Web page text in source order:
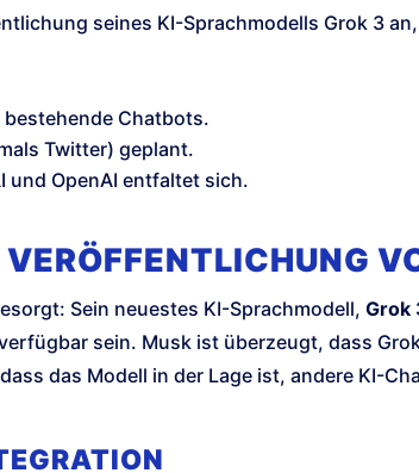
seines KI-Sprachmodells Grok 3
Chatbots.
Twitter) geplant.
und OpenAI entfaltet sich.
Sein neuestes KI-Sprachmodell, Grok
sein. Musk ist überzeugt, dass
das Modell in der Lage ist, andere KI-